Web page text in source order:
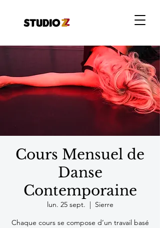
Cours Mensuel de
Danse
Contemporaine
lun. 25 sept.
  |
Sierre
Chaque cours se compose d’un travail basé